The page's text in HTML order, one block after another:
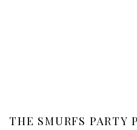
THE SMURFS PARTY